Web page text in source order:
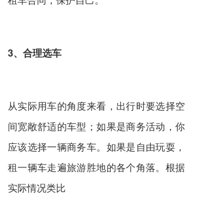
3、合理选车
从实际用车的角度来看，出行时要选择空
间宽敞舒适的车型；如果是商务活动，你
应该选择一辆商务车。如果是自由玩耍，
租一辆车走遍旅游胜地的各个角落。根据
实际情况类比